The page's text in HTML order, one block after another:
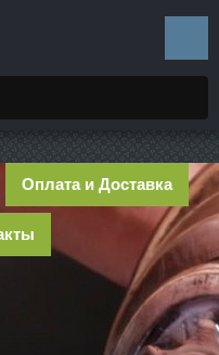
Оплата и Доставка